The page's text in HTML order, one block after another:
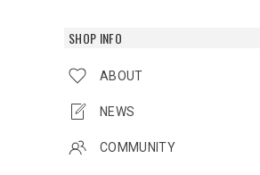
SHOP INFO
ABOUT
NEWS
COMMUNITY